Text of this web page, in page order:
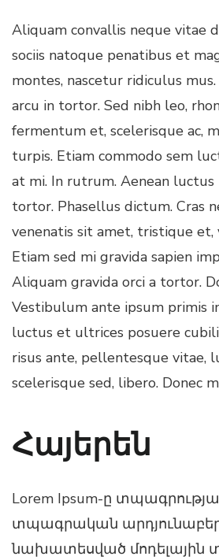
Aliquam convallis neque vitae
sociis natoque penatibus et
montes, nascetur ridiculus
arcu in tortor. Sed nibh leo,
fermentum et, scelerisque ac,
turpis. Etiam commodo sem
at mi. In rutrum. Aenean luctus
tortor. Phasellus dictum. Cras
venenatis sit amet, tristique
Etiam sed mi gravida sapien
Aliquam gravida orci a tortor.
Vestibulum ante ipsum primis
luctus et ultrices posuere
risus ante, pellentesque vitae,
scelerisque sed, libero. Donec
Հայերեն
Lorem Ipsum-ը
տպագրական
նախատեսված մոդելային